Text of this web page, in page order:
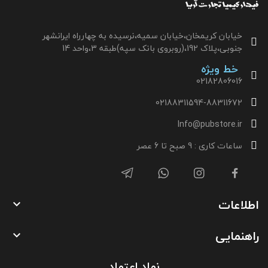
خیابان کریمخان،خیابان سمیه،نرسیده به چهارراه ایرانشهر
جنوبی،پلاک 192،(روبروی بانک سپه)طبقه 3،واحد 14
خط ویژه
02182806016
02188311594-88311672
Info@pubstore.ir
ساعات کاری : 9 صبح تا 6 عصر
اطلاعات 
راهنمایی 